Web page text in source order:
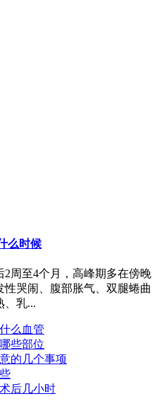
么时候
周至4个月，高峰期多在傍晚
哭闹、腹部胀气、双腿蜷曲
、乳...
么血管
些部位
的几个事项
后几小时